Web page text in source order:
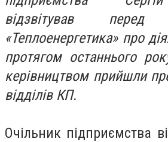
відзвітував перед
«Теплоенергетика» про
протягом останнього
керівництвом прийшли
відділів КП.
Очільник підприємства